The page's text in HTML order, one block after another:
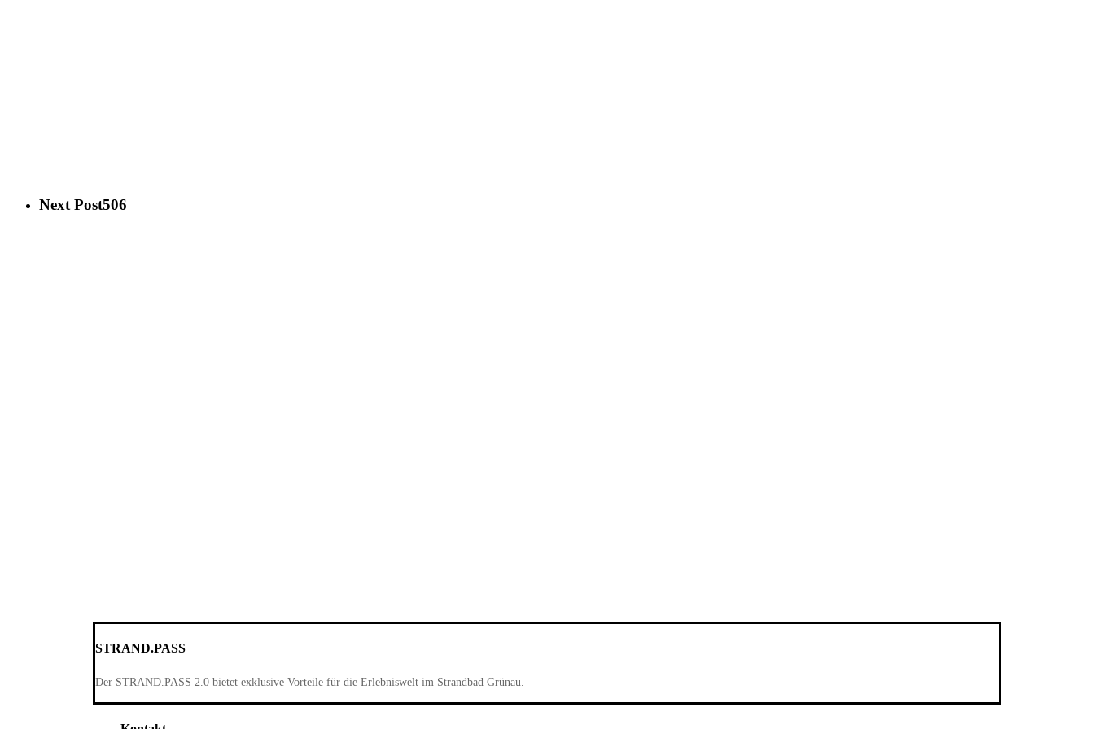
Next Post506
STRAND.PASS
Der STRAND.PASS 2.0 bietet exklusive Vorteile für die Erlebniswelt im Strandbad Grünau.